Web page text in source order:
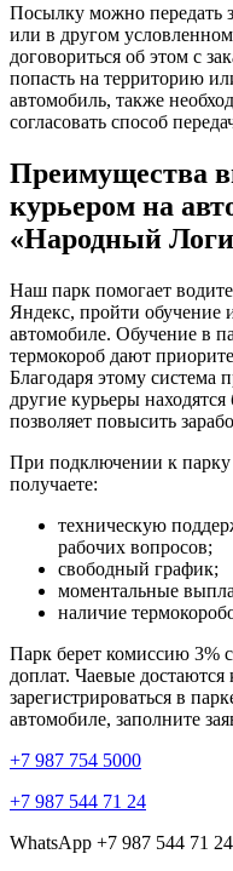
Посылку можно передать
или в другом
договориться об этом с
попасть на территорию
автомобиль, также
согласовать способ
Преимущества
курьером на
«Народный
Наш парк помогает
Яндекс, пройти обучение
автомобиле. Обучение в
термокороб дают
Благодаря этому система
другие курьеры
позволяет повысить
При подключении к
получаете:
техническую
рабочих вопросов;
свободный график;
моментальные
наличие
Парк берет комиссию 3%
доплат. Чаевые
зарегистрироваться в
автомобиле, заполните
+7 987 754 5000
+7 987 544 71 24
WhatsApp +7 987 544 71